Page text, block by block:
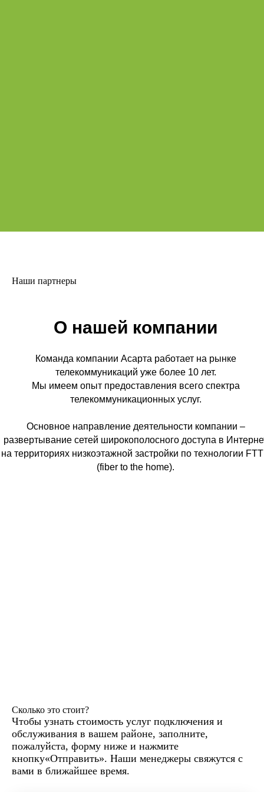
О нашей компании
Команда компании Асарта работает на рынке
телекоммуникаций уже более 10 лет.
Мы имеем опыт предоставления всего спектра
телекоммуникационных услуг.
Основное направление деятельности компании –
развертывание сетей широкополосного доступа в
на территориях низкоэтажной застройки по технологии
(fiber to the home).
Наши партнеры
Сколько это стоит?
Чтобы узнать стоимость услуг подключения и
обслуживания в вашем районе, заполните,
пожалуйста, форму ниже и нажмите
кнопку«Отправить». Наши менеджеры свяжутся с
вами в ближайшее время.